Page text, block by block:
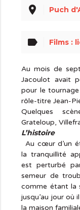
place Puch
label Films :
Au mois de
Jacoulot avait
pour le
rôle-titre Jean-
Quelques
Grateloup,
L’histoire
Au cœur d’un
la tranquillité
est perturbé
semeur de
comme étant la
jusqu’au jour où
la maison